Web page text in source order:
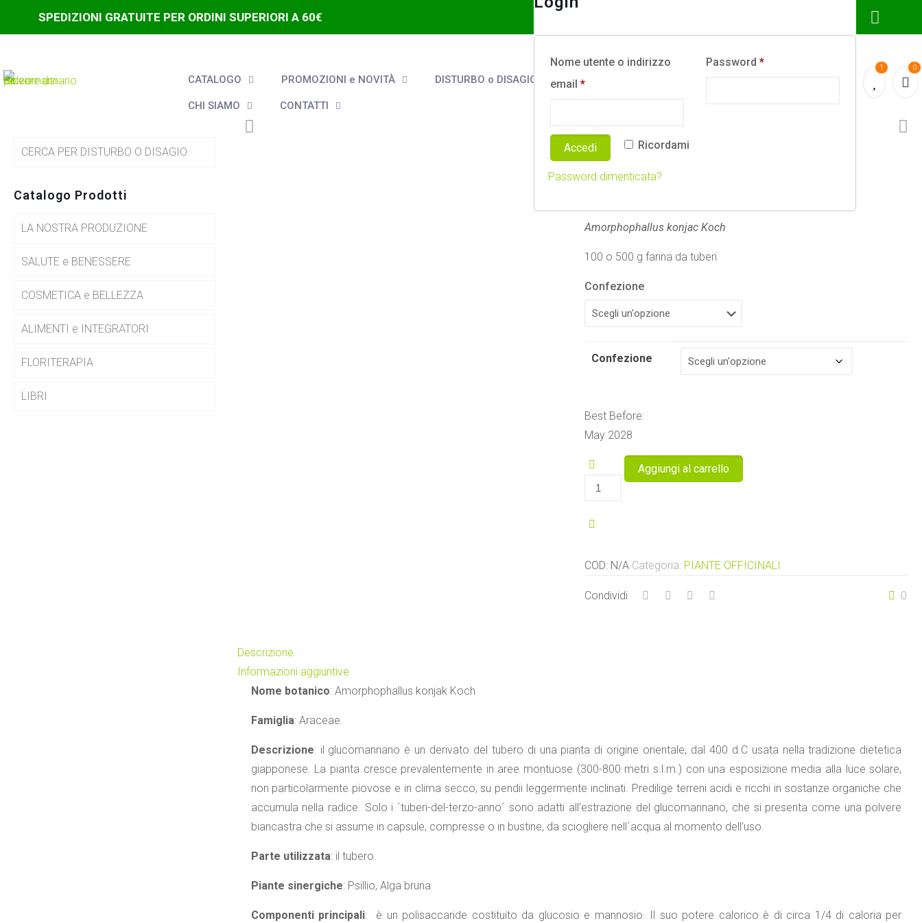
SPEDIZIONI GRATUITE PER ORDINI SUPERIORI A 60€
CATALOGO PROMOZIONI e NOVITÀ DISTURBO o DISAGIO
CHI SIAMO CONTATTI
Nome utente o indirizzo
email *
Password *
Ricordami
Accedi
Password dimenticata?
1 0
Glucomannano polvere dai tuberi
Amorphophallus konjac Koch
100 o 500 g farina da tuberi
Confezione
Confezione
Best Before:
May 2028
Glucomannano
dai
quantità
Aggiungi al carrello
COD: N/A Categoria: PIANTE OFFICINALI
Condividi 0
Descrizione
Informazioni aggiuntive
Nome botanico: Amorphophallus konjak Koch
Famiglia: Araceae.
Descrizione: il glucomannano è un derivato del tubero di una pianta di origine orientale, dal 400 d.C usata nella tradizione dietetica
giapponese. La pianta cresce prevalentemente in aree montuose (300-800 metri s.l.m.) con una esposizione media alla luce solare,
non particolarmente piovose e in clima secco, su pendii leggermente inclinati. Predilige terreni acidi e ricchi in sostanze organiche che
accumula nella radice. Solo i ´tuberi-del-terzo-anno´ sono adatti all’estrazione del glucomannano, che si presenta come una polvere
biancastra che si assume in capsule, compresse o in bustine, da sciogliere nell´acqua al momento dell’uso.
Parte utilizzata: il tubero.
Piante sinergiche: Psillio, Alga bruna
Componenti principali: è un polisaccaride costituito da glucosio e mannosio. Il suo potere calorico è di circa 1/4 di caloria per
CERCA PER DISTURBO O DISAGIO
Catalogo Prodotti
LA NOSTRA PRODUZIONE
SALUTE e BENESSERE
COSMETICA e BELLEZZA
ALIMENTI e INTEGRATORI
FLORITERAPIA
LIBRI